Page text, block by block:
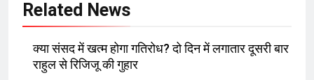
Related News
क्या संसद में खत्म होगा गतिरोध? दो दिन में लगातार दूसरी बार
राहुल से रिजिजू की गुहार